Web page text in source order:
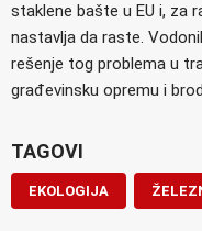
staklene bašte u EU i, za
nastavlja da raste.
rešenje tog problema u
građevinsku opremu i
TAGOVI
EKOLOGIJA